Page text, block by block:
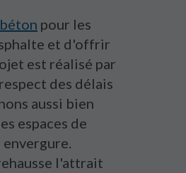
pour les
et d'offrir
est réalisé par
des délais
aussi bien
espaces de
l'attrait